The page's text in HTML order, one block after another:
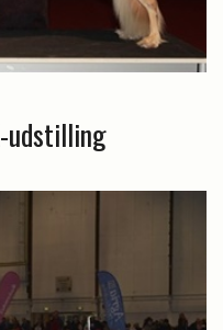
udstilling